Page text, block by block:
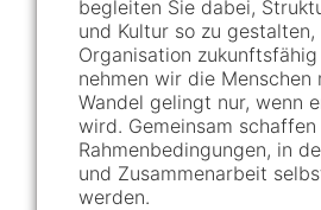
begleiten Sie dabei,
und Kultur so zu gestalten,
Organisation
nehmen wir die Menschen
Wandel gelingt nur, wenn
wird. Gemeinsam
Rahmenbedingungen, in
und Zusammenarbeit
werden.